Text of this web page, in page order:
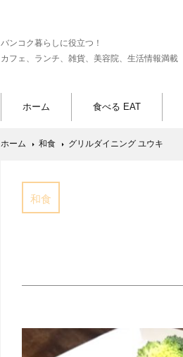
バンコク暮らしに役立つ！
カフェ、ランチ、雑貨、美容院、生活情報満載
ホーム 食べる EAT
ホーム 和食 グリルダイニング ユウキ
和食